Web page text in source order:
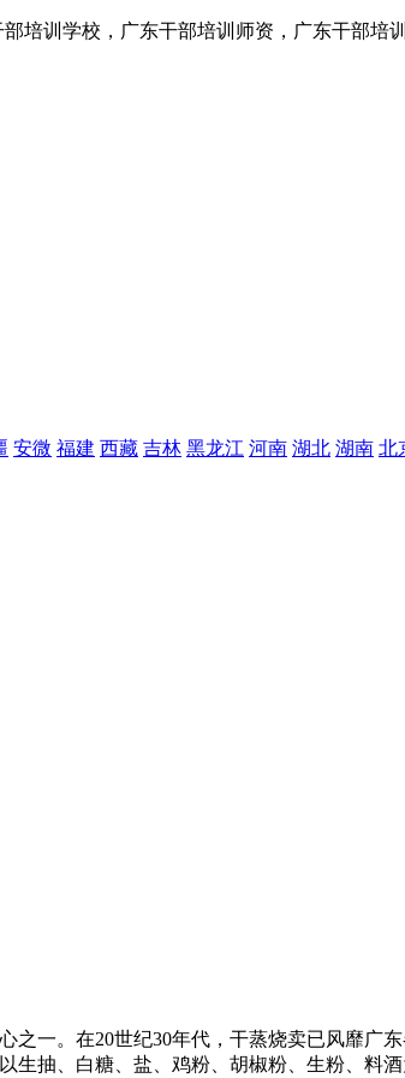
培训学校，广东干部培训师资，广东干部培
安微 福建 西藏 吉林 黑龙江 河南 湖北 湖南 北
。在20世纪30年代，干蒸烧卖已风靡广
抽、白糖、盐、鸡粉、胡椒粉、生粉、料